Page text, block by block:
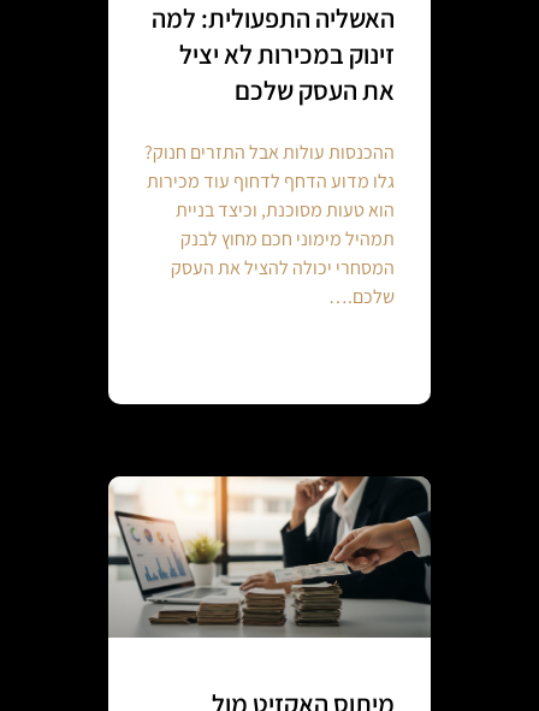
האשליה התפעולית: למה
זינוק במכירות לא יציל
את העסק שלכם
ההכנסות עולות אבל התזרים חנוק?
גלו מדוע הדחף לדחוף עוד מכירות
הוא טעות מסוכנת, וכיצד בניית
תמהיל מימוני חכם מחוץ לבנק
המסחרי יכולה להציל את העסק
שלכם.…
מיתוס האקזיט מול